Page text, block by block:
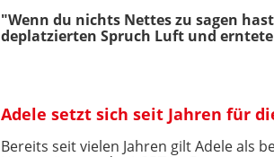
"Wenn du nichts Nettes zu sagen
deplatzierten Spruch Luft und
Adele setzt sich seit Jahren für
Bereits seit vielen Jahren gilt Adele als